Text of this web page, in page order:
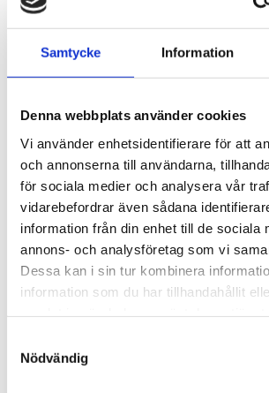
Samtycke Information
Denna webbplats använder cookies
Vi använder enhetsidentifierare för att
och annonserna till användarna,
för sociala medier och analysera vår
vidarebefordrar även sådana
information från din enhet till de sociala
annons- och analysföretag som vi
Dessa kan i sin tur kombinera
information som du har tillhandahållit
Nödvändig
Artikelnr: 24538
EAN-kod: 00048011245386
Rekommenderat pris: 590.00 kr
st Lägg i
Finns i lager